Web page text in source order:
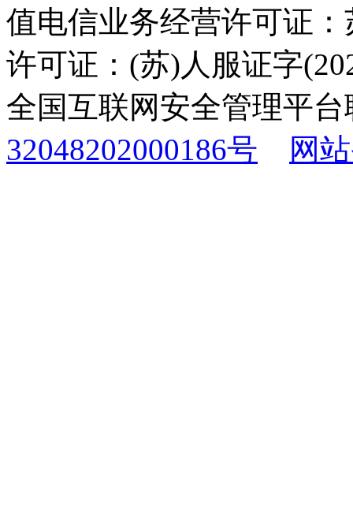
值电信业务经营许可证
许可证：(苏)人服证字
全国互联网安全管理平
32048202000186号
网